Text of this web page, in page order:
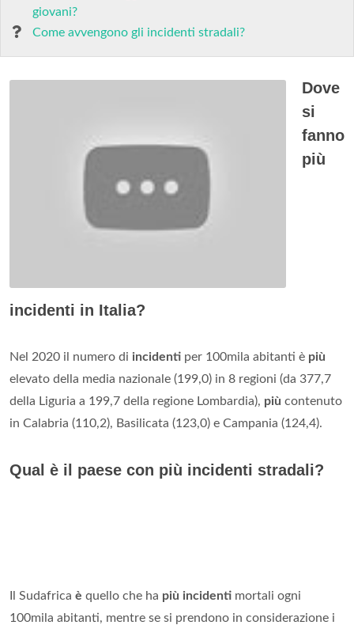
giovani?
Come avvengono gli incidenti stradali?
Dove
si
fanno
più
incidenti in Italia?
Nel 2020 il numero di incidenti per 100mila abitanti è più
elevato della media nazionale (199,0) in 8 regioni (da 377,7
della Liguria a 199,7 della regione Lombardia), più contenuto
in Calabria (110,2), Basilicata (123,0) e Campania (124,4).
Qual è il paese con più incidenti stradali?
Il Sudafrica è quello che ha più incidenti mortali ogni
100mila abitanti, mentre se si prendono in considerazione i